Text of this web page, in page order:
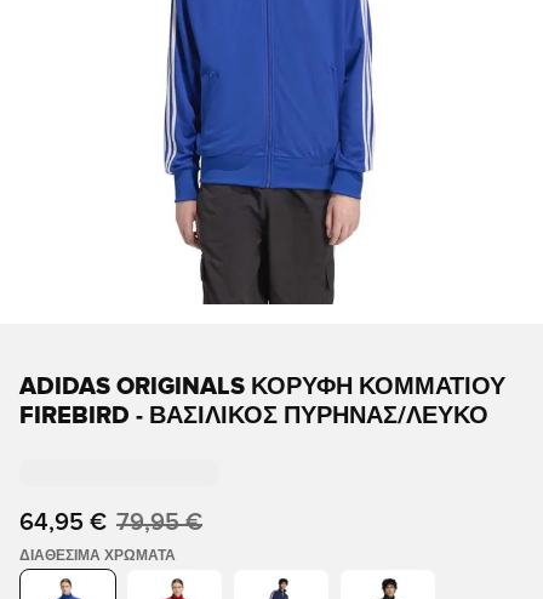
ADIDAS ORIGINALS ΚΟΡΥΦΉ ΚΟΜΜΑΤΙΟΎ
FIREBIRD - ΒΑΣΙΛΙΚΌΣ ΠΥΡΉΝΑΣ/ΛΕΥΚΌ
64,95 € 79,95 €
ΔΙΑΘΈΣΙΜΑ ΧΡΏΜΑΤΑ